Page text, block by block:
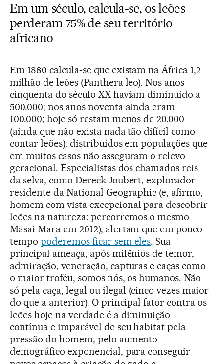
Em um século, calcula-se, os leões
perderam 75% de seu território
africano
Em 1880 calcula-se que existam na África 1,2
milhão de leões (Panthera leo). Nos anos
cinquenta do século XX haviam diminuído a
500.000; nos anos noventa ainda eram
100.000; hoje só restam menos de 20.000
(ainda que não exista nada tão difícil como
contar leões), distribuídos em populações que
em muitos casos não asseguram o relevo
geracional. Especialistas dos chamados reis
da selva, como Dereck Joubert, explorador
residente da National Geographic (e, afirmo,
homem com vista excepcional para descobrir
leões na natureza: percorremos o mesmo
Masai Mara em 2012), alertam que em pouco
tempo poderemos ficar sem eles. Sua
principal ameaça, após milênios de temor,
admiração, veneração, capturas e caças como
o maior troféu, somos nós, os humanos. Não
só pela caça, legal ou ilegal (cinco vezes maior
do que a anterior). O principal fator contra os
leões hoje na verdade é a diminuição
contínua e imparável de seu habitat pela
pressão do homem, pelo aumento
demográfico exponencial, para conseguir